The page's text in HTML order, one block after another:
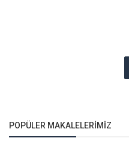
POPÜLER MAKALELERIMIZ